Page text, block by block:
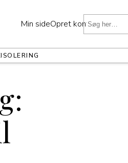
Min sideOpret konto
ISOLERING